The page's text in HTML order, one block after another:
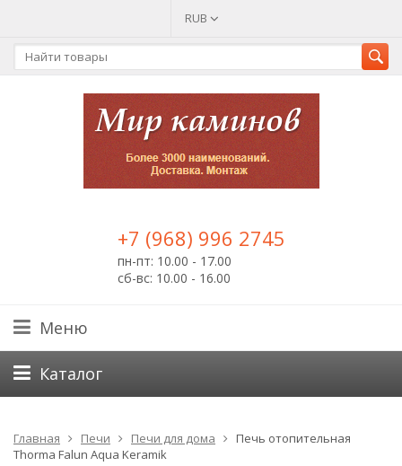
RUB
+7 (968) 996 2745
пн-пт: 10.00 - 17.00
сб-вс: 10.00 - 16.00
Меню
Каталог
Главная Печи Печи для дома
Печь отопительная
Thorma Falun Aqua Keramik